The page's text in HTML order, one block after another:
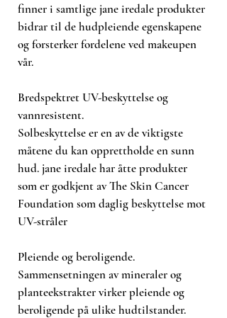
finner i samtlige jane iredale produkter
bidrar til de hudpleiende egenskapene
og forsterker fordelene ved makeupen
vår.
Bredspektret UV-beskyttelse og
vannresistent.
Solbeskyttelse er en av de viktigste
måtene du kan opprettholde en sunn
hud. jane iredale har åtte produkter
som er godkjent av The Skin Cancer
Foundation som daglig beskyttelse mot
UV-stråler
Pleiende og beroligende.
Sammensetningen av mineraler og
planteekstrakter virker pleiende og
beroligende på ulike hudtilstander.